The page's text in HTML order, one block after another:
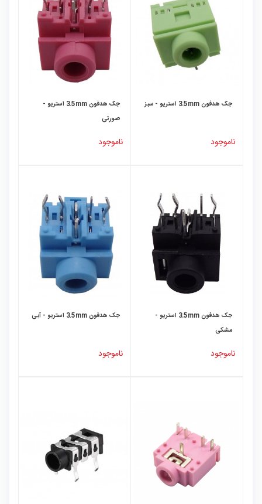
جک هدفون 3.5mm استریو - سبز
ناموجود
جک هدفون 3.5mm استریو -
صورتی
ناموجود
جک هدفون 3.5mm استریو -
مشکی
ناموجود
جک هدفون 3.5mm استریو - آبی
ناموجود